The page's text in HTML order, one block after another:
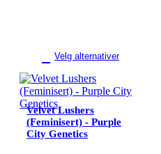
Velg alternativer
Velvet Lushers
(Feminisert) - Purple
City Genetics
Dette
produktet
har
flere
varianter.
Alternativene